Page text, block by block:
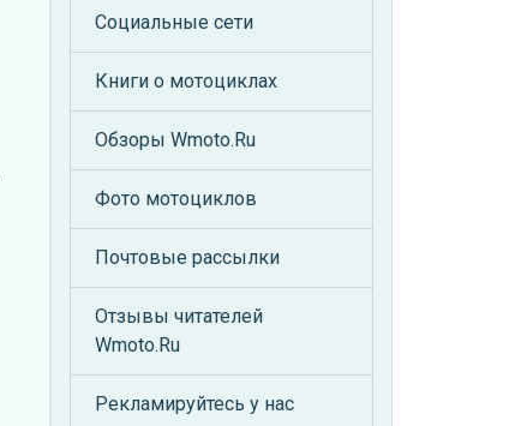
Социальные сети
Книги о мотоциклах
Обзоры Wmoto.Ru
Фото мотоциклов
Почтовые рассылки
Отзывы читателей
Wmoto.Ru
Рекламируйтесь у нас